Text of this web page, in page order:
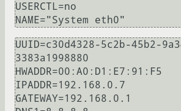
USERCTL=no
NAME="System eth0"
UUID=c30d4328-5c2b-45b2-
3383a1998880
HWADDR=00:A0:D1:E7:91:F5
IPADDR=192.168.0.7
GATEWAY=192.168.0.1